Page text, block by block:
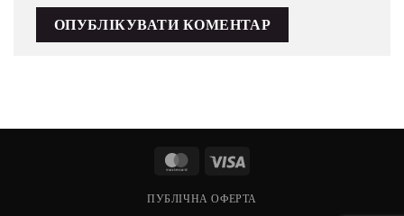
MasterCard
ПУБЛІЧНА ОФЕРТА